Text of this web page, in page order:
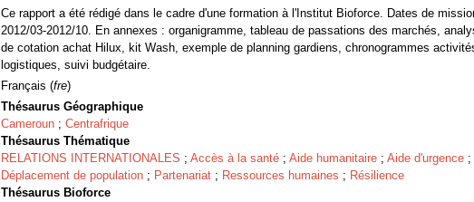
Ce rapport a été rédigé dans le cadre d'une formation à l'Institut Bioforce. Dates de
2012/03-2012/10. En annexes : organigramme, tableau de passations des marchés,
de cotation achat Hilux, kit Wash, exemple de planning gardiens, chronogrammes
logistiques, suivi budgétaire.
Français (fre)
Thésaurus Géographique
Cameroun ; Centrafrique
Thésaurus Thématique
RELATIONS INTERNATIONALES ; Accès à la santé ; Aide humanitaire ; Aide d'urgence ;
Déplacement de population ; Partenariat ; Ressources humaines ; Résilience
Thésaurus Bioforce